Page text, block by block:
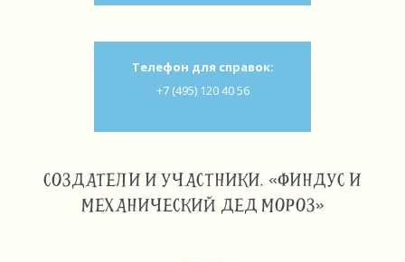
Телефон для справок:
+7 (495) 120 40 56
СОЗДАТЕЛИ И УЧАСТНИКИ. «ФИНДУС И
МЕХАНИЧЕСКИЙ ДЕД МОРОЗ»